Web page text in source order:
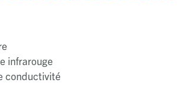
infrarouge
conductivité